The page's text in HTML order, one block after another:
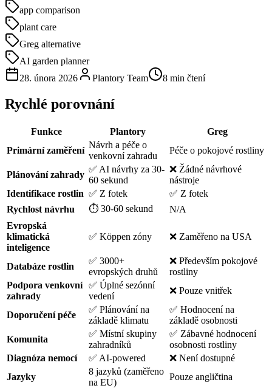
app comparison
plant care
Greg alternative
AI garden planner
28. února 2026
Plantory Team 8 min čtení
Rychlé porovnání
Funkce Plantory
Greg
Primární zaměření
Návrh a péče o
venkovní zahradu
Péče o pokojové rostliny
Plánování zahrady
✅ AI návrhy za 30-
60 sekund
❌ Žádné návrhové
nástroje
Identifikace rostlin ✅ Z fotek
✅ Z fotek
Rychlost návrhu
⏱️ 30-60 sekund
N/A
Evropská
klimatická
inteligence
✅ Köppen zóny ❌ Zaměřeno na USA
Databáze rostlin
✅ 3000+
evropských druhů
❌ Především pokojové
rostliny
Podpora venkovní
zahrady
✅ Úplné sezónní
vedení
❌ Pouze vnitřek
Doporučení péče
✅ Plánování na
základě klimatu
✅ Hodnocení na
základě osobnosti
Komunita
✅ Místní skupiny
zahradníků
✅ Zábavné hodnocení
osobnosti rostliny
Diagnóza nemocí
✅ AI-powered
❌ Není dostupné
Jazyky
8 jazyků (zaměřeno
na EU)
Pouze angličtina